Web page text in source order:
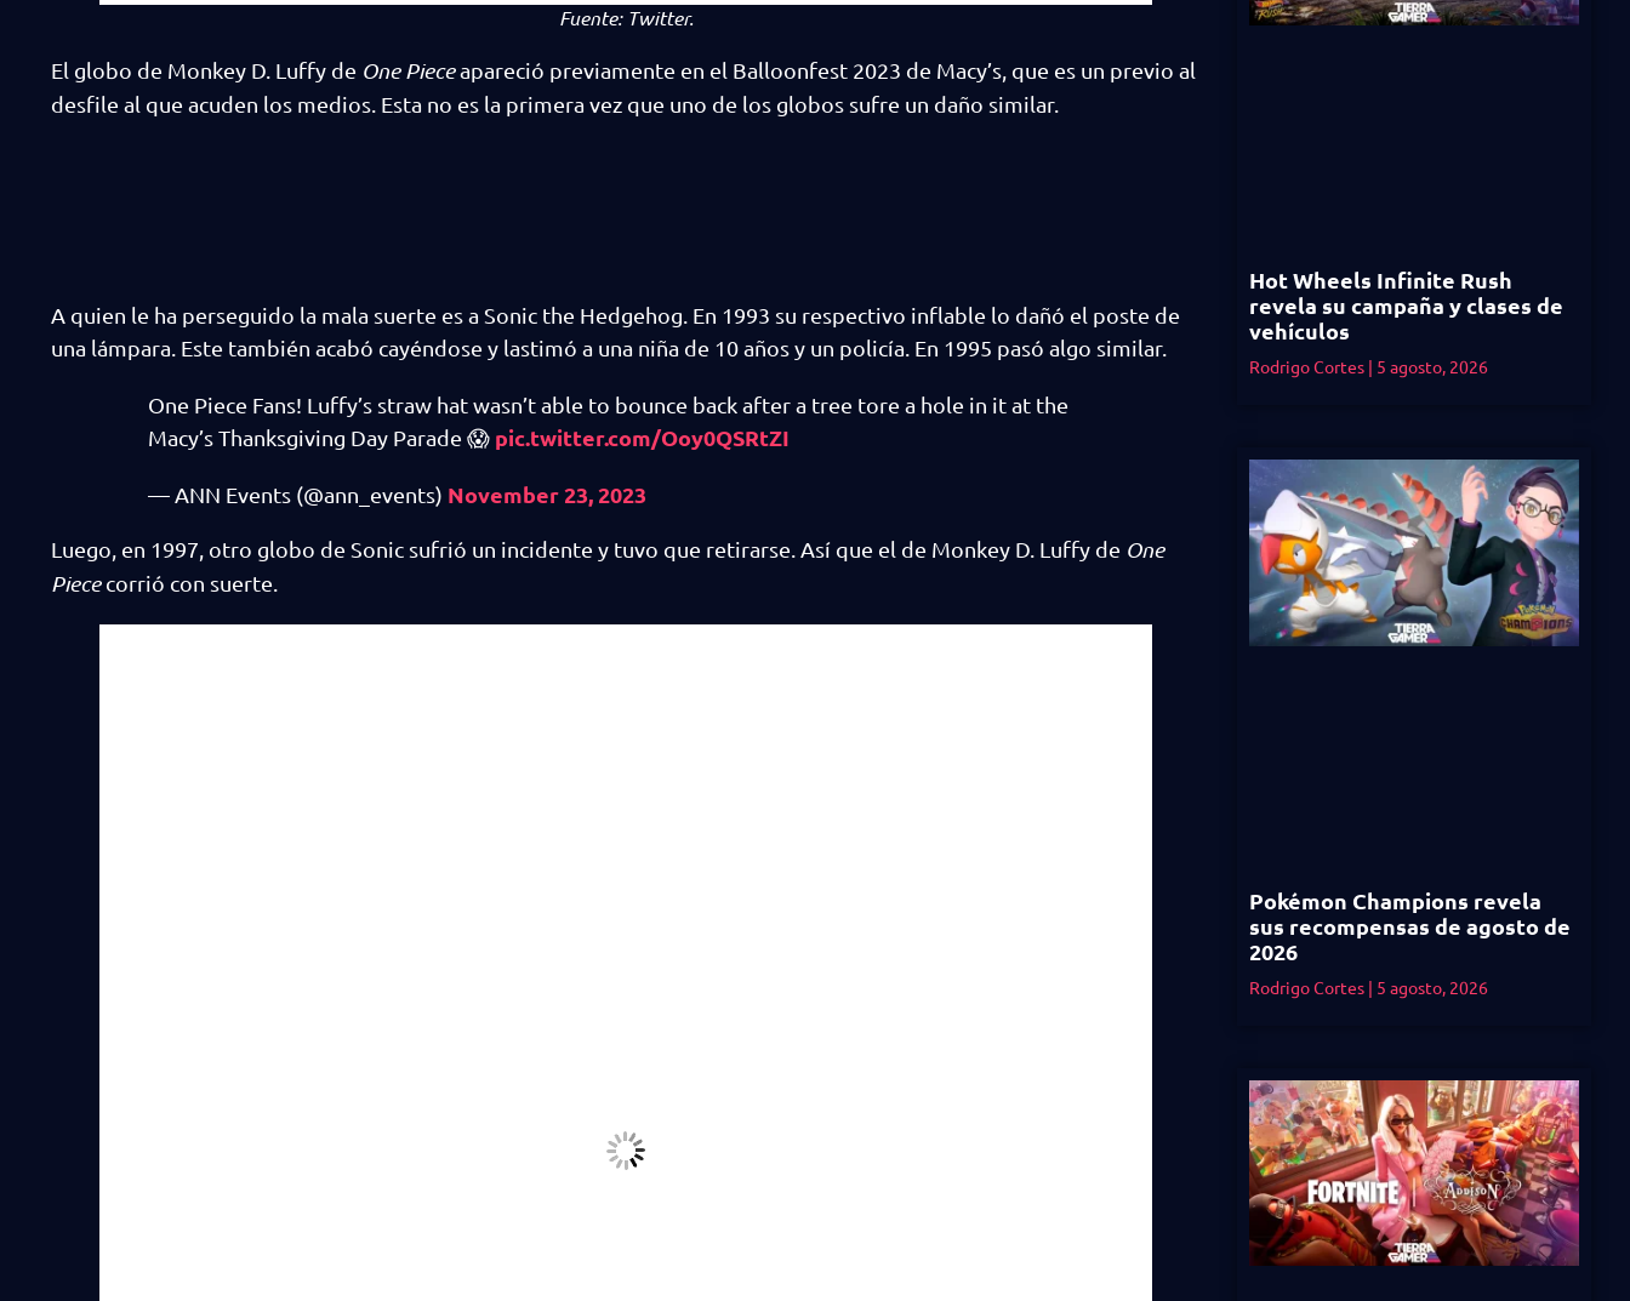
Fuente: Twitter.
El globo de Monkey D. Luffy de One Pieceapareció previamente en el Balloonfest 2023 de Macy’s, que es un previo al
desfile al que acuden los medios. Esta no es la primera vez que uno de los globos sufre un daño similar.
A quien le ha perseguido la mala suerte es a Sonic the Hedgehog. En 1993 su respectivo inflable lo dañó el poste de
una lámpara. Este también acabó cayéndose y lastimó a una niña de 10 años y un policía. En 1995 pasó algo similar.
One Piece Fans! Luffy’s straw hat wasn’t able to bounce back after a tree tore a hole in it at the
Macy’s Thanksgiving Day Parade 😱 pic.twitter.com/Ooy0QSRtZI
— ANN Events (@ann_events) November 23, 2023
Luego, en 1997, otro globo de Sonic sufrió un incidente y tuvo que retirarse. Así que el de Monkey D. Luffy de One
Piececorrió con suerte.
Hot Wheels Infinite Rush
revela su campaña y clases de
vehículos
Rodrigo Cortes 5 agosto, 2026
Pokémon Champions revela
sus recompensas de agosto de
2026
Rodrigo Cortes 5 agosto, 2026